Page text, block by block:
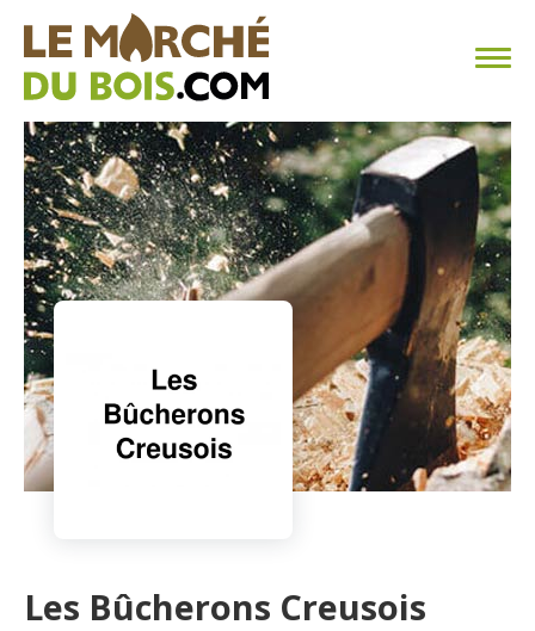
CHAUFFAGE AU BOIS
FAQ
CALCULER SA CONSOMMATION
TROUVER SON FOURNISSEUR
BLOG
ESPACE PRO
Les Bûcherons Creusois